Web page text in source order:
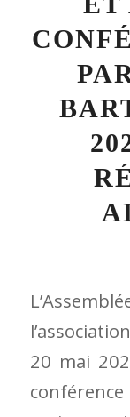
20 mai
sociaux,
Le
disponible
Lien
juridique
2025 –